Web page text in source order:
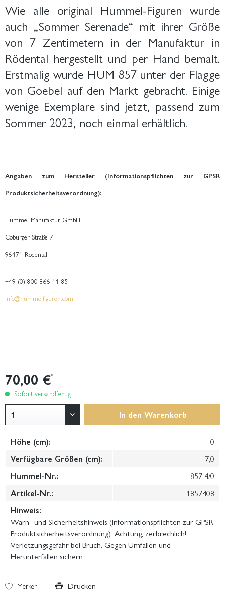
Wie alle original Hummel-Figuren wurde
auch „Sommer Serenade“ mit ihrer Größe
von 7 Zentimetern in der Manufaktur in
Rödental hergestellt und per Hand bemalt.
Erstmalig wurde HUM 857 unter der Flagge
von Goebel auf den Markt gebracht. Einige
wenige Exemplare sind jetzt, passend zum
Sommer 2023, noch einmal erhältlich.
Angaben zum Hersteller (Informationspflichten zur GPSR
Produktsicherheitsverordnung):
Hummel Manufaktur GmbH
Coburger Straße 7
96471 Rödental
+49 (0) 800 866 11 85
info@hummelfiguren.com
70,00 €*
Sofort versandfertig
In den Warenkorb
Höhe (cm):
0
Verfügbare Größen (cm):
7,0
Hummel-Nr.:
857 4/0
Artikel-Nr.:
1857408
Hinweis:
Warn- und Sicherheitshinweis (Informationspflichten zur GPSR
Produktsicherheitsverordnung): Achtung, zerbrechlich!
Verletzungsgefahr bei Bruch. Gegen Umfallen und
Herunterfallen sichern.
Merken Drucken